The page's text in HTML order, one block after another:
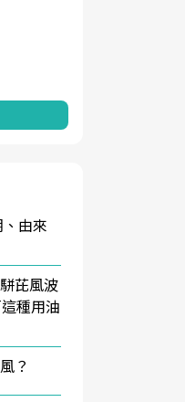
由來
芘風波
種用油
？